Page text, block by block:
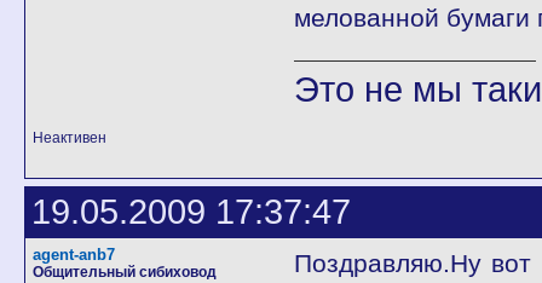
мелованной бумаги
Это не мы
Неактивен
19.05.2009 17:37:47
agent-anb7
Общительный сибиховод
Поздравляю.Ну вот